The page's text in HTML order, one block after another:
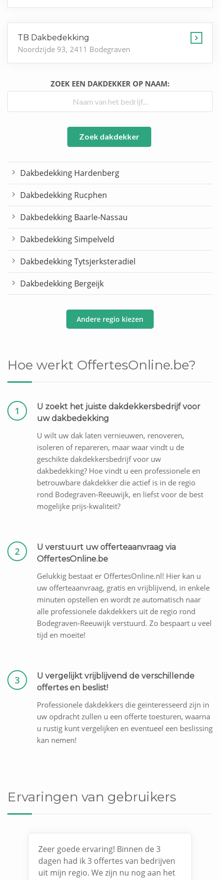
TB Dakbedekking
Noordzijde 93, 2411 Bodegraven
ZOEK EEN DAKDEKKER OP NAAM:
Zoek dakdekker
Dakbedekking Hardenberg
Dakbedekking Rucphen
Dakbedekking Baarle-Nassau
Dakbedekking Simpelveld
Dakbedekking Tytsjerksteradiel
Dakbedekking Bergeijk
Andere regio kiezen
Hoe werkt OffertesOnline.be?
1
U zoekt het juiste dakdekkersbedrijf voor
uw dakbedekking
U wilt uw dak laten vernieuwen, renoveren,
isoleren of repareren, maar waar vindt u de
geschikte dakdekkersbedrijf voor uw
dakbedekking? Hoe vindt u een professionele en
betrouwbare dakdekker die actief is in de regio
rond Bodegraven-Reeuwijk, en liefst voor de best
mogelijke prijs-kwaliteit?
2
U verstuurt uw offerteaanvraag via
OffertesOnline.be
Gelukkig bestaat er OffertesOnline.nl! Hier kan u
uw offerteaanvraag, gratis en vrijblijvend, in enkele
minuten opstellen en wordt ze automatisch naar
alle professionele dakdekkers uit de regio rond
Bodegraven-Reeuwijk verstuurd. Zo bespaart u veel
tijd en moeite!
3
U vergelijkt vrijblijvend de verschillende
offertes en beslist!
Professionele dakdekkers die geïnteresseerd zijn in
uw opdracht zullen u een offerte toesturen, waarna
u rustig kunt vergelijken en eventueel een beslissing
kan nemen!
Ervaringen van gebruikers
Zeer goede ervaring! Binnen de 3
dagen had ik 3 offertes van bedrijven
uit mijn regio. We zijn nu nog aan het